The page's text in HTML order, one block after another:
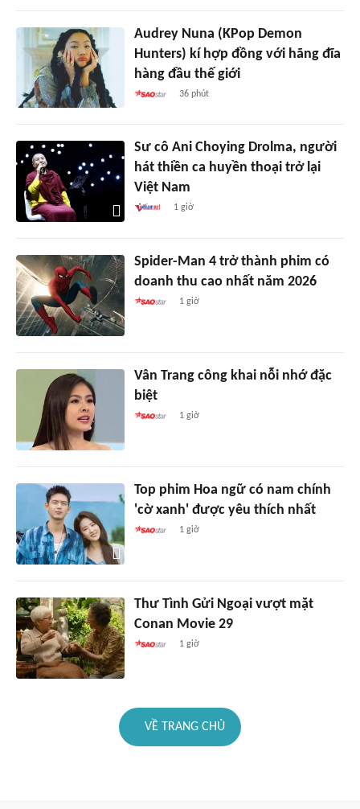
Audrey Nuna (KPop Demon
Hunters) kí hợp đồng với hãng đĩa
hàng đầu thế giới
36 phút
Sư cô Ani Choying Drolma, người
hát thiền ca huyền thoại trở lại
Việt Nam
1 giờ
Spider-Man 4 trở thành phim có
doanh thu cao nhất năm 2026
1 giờ
Vân Trang công khai nỗi nhớ đặc
biệt
1 giờ
Top phim Hoa ngữ có nam chính
'cờ xanh' được yêu thích nhất
1 giờ
Thư Tình Gửi Ngoại vượt mặt
Conan Movie 29
1 giờ
VỀ TRANG CHỦ